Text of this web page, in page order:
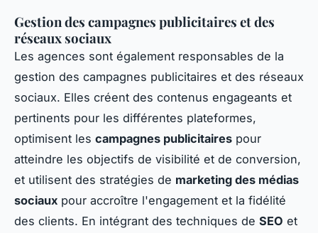
Gestion des campagnes publicitaires et des
réseaux sociaux
Les agences sont également responsables de la
gestion des campagnes publicitaires et des réseaux
sociaux. Elles créent des contenus engageants et
pertinents pour les différentes plateformes,
optimisent les campagnes publicitaires pour
atteindre les objectifs de visibilité et de conversion,
et utilisent des stratégies de marketing des médias
sociaux pour accroître l'engagement et la fidélité
des clients. En intégrant des techniques de SEO et